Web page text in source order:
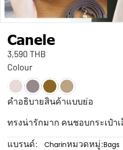
Canele
3,590 THB
Colour
คำอธิบายสินค้าแบบย่อ
ทรงน่ารักมาก คนชอบกระเป๋า
แบรนด์:
Charinหมวดหมู่:Bags